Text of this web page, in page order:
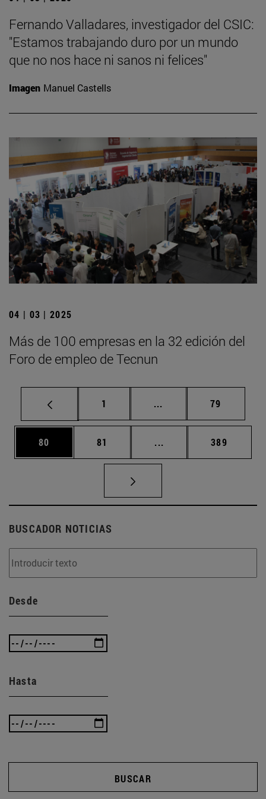
Fernando Valladares, investigador del CSIC:
"Estamos trabajando duro por un mundo
que no nos hace ni sanos ni felices"
Imagen Manuel Castells
04 | 03 | 2025
Más de 100 empresas en la 32 edición del
Foro de empleo de Tecnun
Página
1 ... Páginas intermedias
Página
79
Página
80 Página
81 ... Páginas intermedias
Página
389
BUSCADOR NOTICIAS
Desde
Hasta
BUSCAR